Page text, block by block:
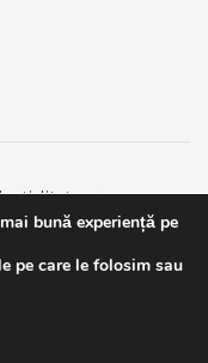
bpnews.
bună experiență pe
pe care le folosim sau
to use this
being used. Visit our